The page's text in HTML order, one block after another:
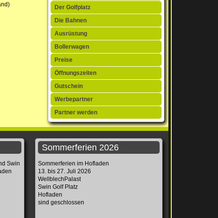
Der Golfplatz
Die Bahnen
Ausrüstung
Bollerwagen
Preise
Öffnungszeiten
Gutschein
Werbepartner
Partner werden
Swin
Sommerferien 2026
Sommerferien im Hofladen
13. bis 27. Juli 2026
WellblechPalast
Swin Golf Platz
Hofladen
sind geschlossen